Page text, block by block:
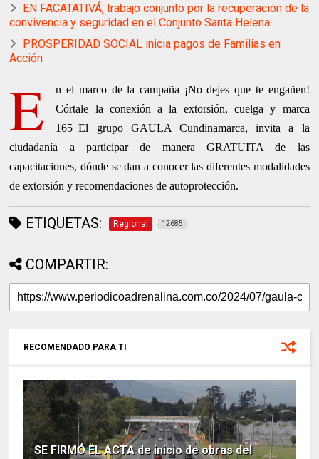
EN FACATATIVÁ, trabajo conjunto por la recuperación de la
convivencia y seguridad en el Conjunto Santa Helena
PROSPERIDAD SOCIAL inicia pagos de Familias en
Acción
E
n el marco de la campaña ¡No dejes que te engañen!
Córtale la conexión a la extorsión, cuelga y marca
165_El grupo GAULA Cundinamarca, invita a la
ciudadanía a participar de manera GRATUITA de las
capacitaciones, dónde se dan a conocer las diferentes modalidades
de extorsión y recomendaciones de autoprotección.
ETIQUETAS: Regional 12685
COMPARTIR:
RECOMENDADO PARA TI
SE FIRMÓ EL ACTA de inicio de obras del